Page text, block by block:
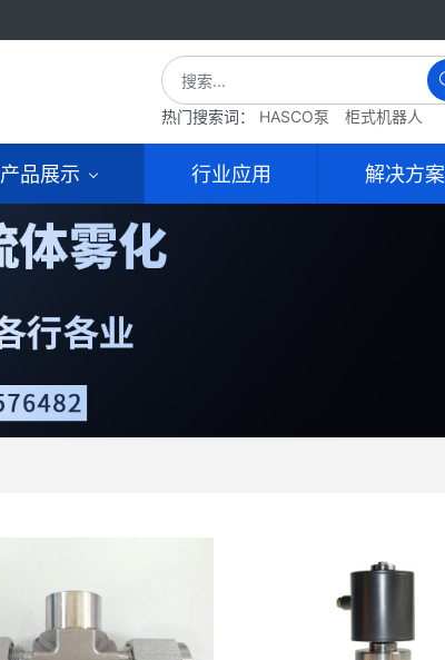
热门搜索词： HASCO泵 柜式机器人
产品展示 行业应用 解决方案